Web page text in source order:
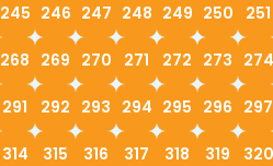
245 246 247 248 249 250 251
268 269 270 271 272 273 274
291 292 293 294 295 296 297
314 315 316 317 318 319 320